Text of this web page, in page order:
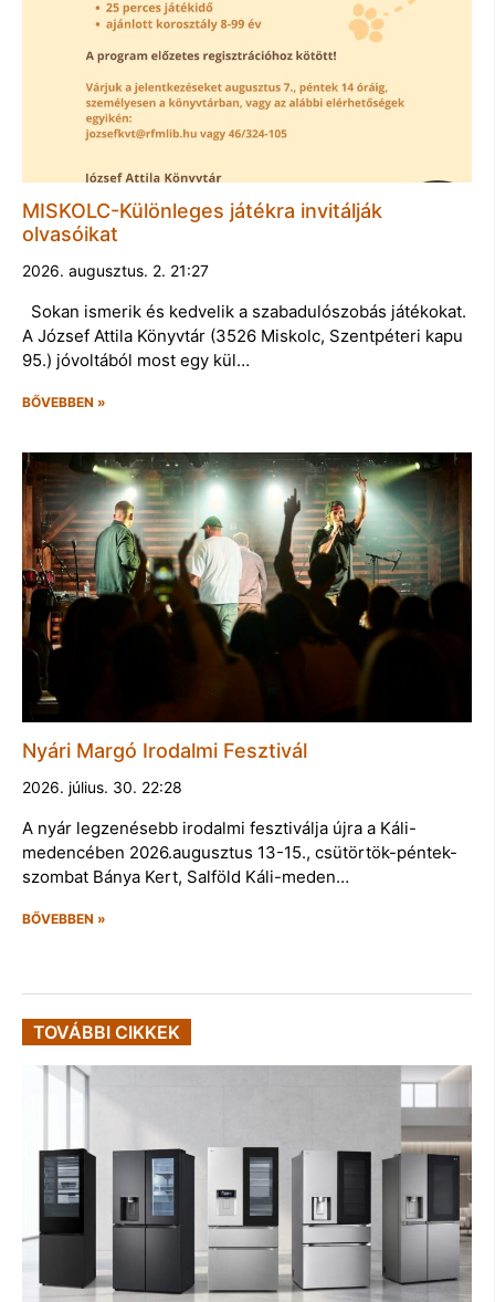
MISKOLC-Különleges játékra invitálják
olvasóikat
2026. augusztus. 2. 21:27
Sokan ismerik és kedvelik a szabadulószobás játékokat.
A József Attila Könyvtár (3526 Miskolc, Szentpéteri kapu
95.) jóvoltából most egy kül…
BŐVEBBEN »
Nyári Margó Irodalmi Fesztivál
2026. július. 30. 22:28
A nyár legzenésebb irodalmi fesztiválja újra a Káli-
medencében 2026.augusztus 13-15., csütörtök-péntek-
szombat Bánya Kert, Salföld Káli-meden…
BŐVEBBEN »
TOVÁBBI CIKKEK